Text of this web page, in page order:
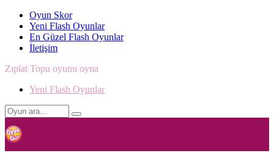
Oyun Skor
Yeni Flash Oyunlar
En Güzel Flash Oyunlar
İletişim
Zıplat Topu oyunu oyna
Yeni Flash Oyunlar